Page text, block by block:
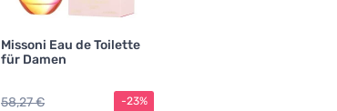
Missoni Eau de Toilette
für Damen
58,27 € -23%